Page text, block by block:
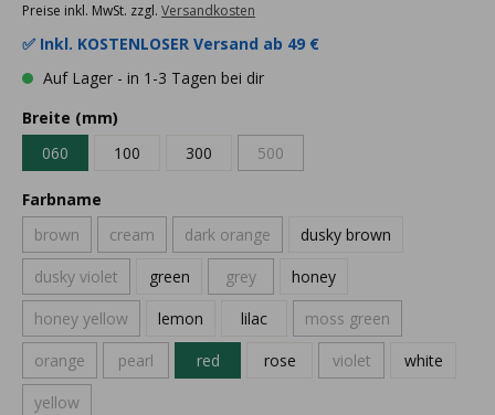
Preise inkl. MwSt. zzgl. Versandkosten
✅ Inkl. KOSTENLOSER Versand ab 49 €
Auf Lager - in 1-3 Tagen bei dir
Breite (mm)
060
100 300 500
Farbname
brown
cream dark orange
dusky brown
dusky violet
green grey
honey
honey yellow
lemon lilac
moss green
orange
pearl red rose violet
white
yellow